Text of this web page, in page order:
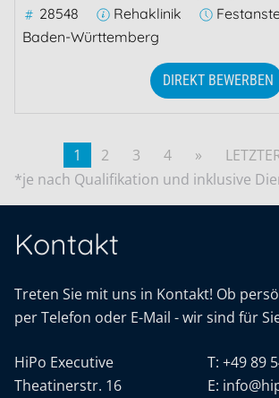
28548
Rehaklinik
Baden-Württemberg
DIREKT BEWERBEN
1 2 3 4 »
*je nach Qualifikation und inklusive
Kontakt
Treten Sie mit uns in Kontakt! Ob
per Telefon oder E-Mail - wir sind für
HiPo Executive
Theatinerstr. 16
T: +49 89
E: